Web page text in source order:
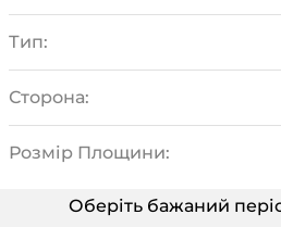
Тип:
Сторона:
Розмір Площини:
Оберіть бажаний